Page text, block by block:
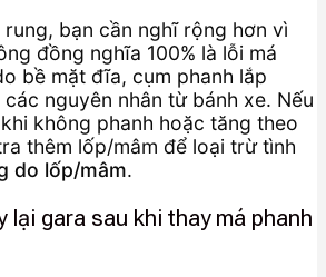
bạn cần nghĩ rộng hơn vì
đồng nghĩa 100% là lỗi má
bề mặt đĩa, cụm phanh lắp
nguyên nhân từ bánh xe. Nếu
không phanh hoặc tăng theo
thêm lốp/mâm để loại trừ tình
do lốp/mâm.
lại gara sau khi thay má phanh